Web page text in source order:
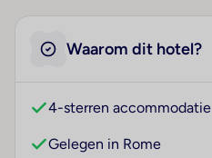
Waarom dit hotel?
4-sterren accommodatie
Gelegen in Rome